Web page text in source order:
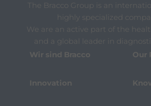
The Bracco Group is an
highly specialized
We are an active part of the
and a global leader in
Wir sind Bracco
Our
Innovation